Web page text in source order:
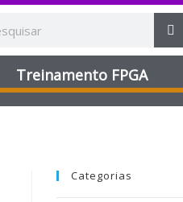
Treinamento FPGA​
Categorias